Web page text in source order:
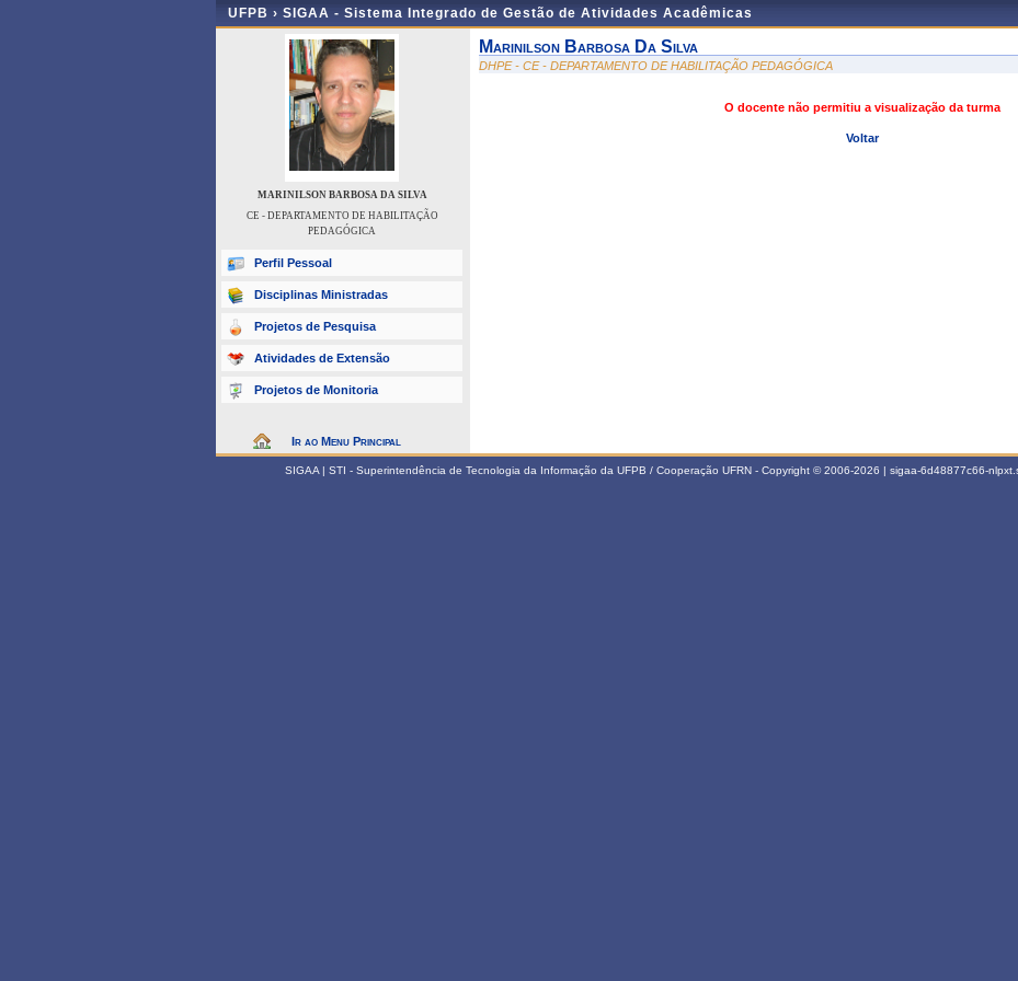
UFPB › SIGAA - Sistema Integrado de Gestão de Atividades Acadêmicas
MARINILSON BARBOSA DA SILVA
CE - DEPARTAMENTO DE HABILITAÇÃO
PEDAGÓGICA
Perfil Pessoal
Disciplinas Ministradas
Projetos de Pesquisa
Atividades de Extensão
Projetos de Monitoria
Ir ao Menu Principal
Marinilson Barbosa Da Silva
DHPE - CE - DEPARTAMENTO DE HABILITAÇÃO PEDAGÓGICA
O docente não permitiu a visualização da turma
Voltar
SIGAA | STI - Superintendência de Tecnologia da Informação da UFPB / Cooperação UFRN - Copyright © 2006-2026 | sigaa-6d48877c66-